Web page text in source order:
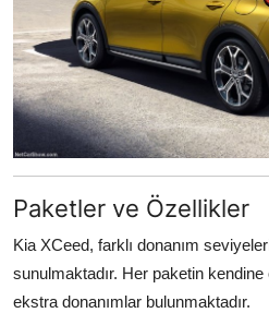
Paketler ve Özellikler
Kia XCeed, farklı donanım
sunulmaktadır. Her paketin
ekstra donanımlar bulunmaktadır.